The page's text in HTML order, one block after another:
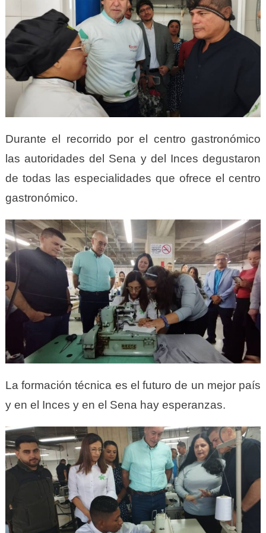
Durante el recorrido por el centro gastronómico
las autoridades del Sena y del Inces degustaron
de todas las especialidades que ofrece el centro
gastronómico.
La formación técnica es el futuro de un mejor país
y en el Inces y en el Sena hay esperanzas.